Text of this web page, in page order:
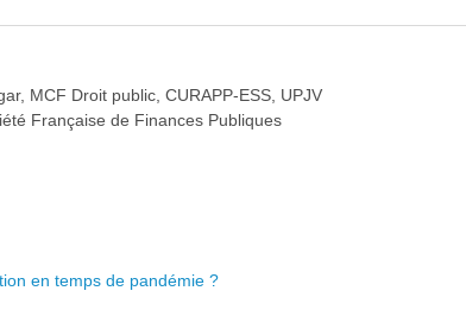
l
l
MCF Droit public, CURAPP-ESS, UPJV
Française de Finances Publiques
en temps de pandémie ?